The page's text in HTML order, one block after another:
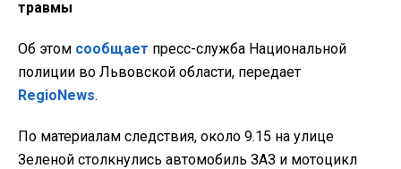
травмы
Об этом сообщает пресс-служба Национальной
полиции во Львовской области, передает
RegioNews.
По материалам следствия, около 9.15 на улице
Зеленой столкнулись автомобиль ЗАЗ и мотоцикл